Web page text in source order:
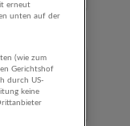
erneut
unten auf der
(wie zum
Gerichtshof
durch US-
keine